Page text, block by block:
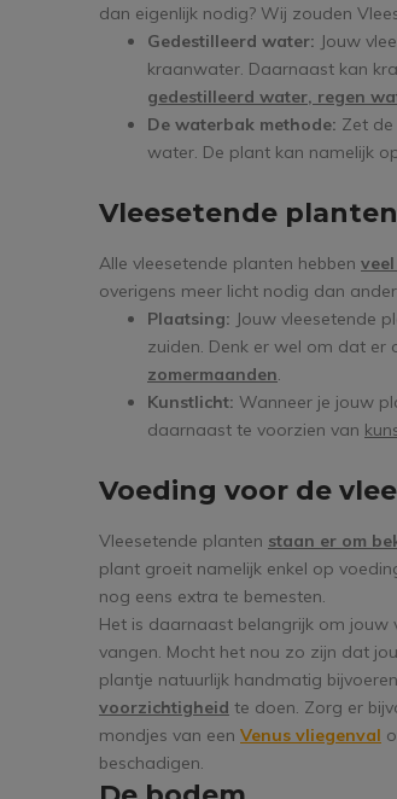
dan eigenlijk nodig? Wij zouden
Gedestilleerd water: Jouw
kraanwater. Daarnaast kan
gedestilleerd water, regen
De waterbak methode: Zet
water. De plant kan namelijk
Vleesetende
Alle vleesetende planten hebben
overigens meer licht nodig dan
Plaatsing: Jouw vleesetende
zuiden. Denk er wel om dat er
zomermaanden.
Kunstlicht: Wanneer je jouw
daarnaast te voorzien van
Voeding voor de
Vleesetende planten staan er om
plant groeit namelijk enkel op
nog eens extra te bemesten.
Het is daarnaast belangrijk om
vangen. Mocht het nou zo zijn dat
plantje natuurlijk handmatig
voorzichtigheid te doen. Zorg er
mondjes van een Venus vliegenval
beschadigen.